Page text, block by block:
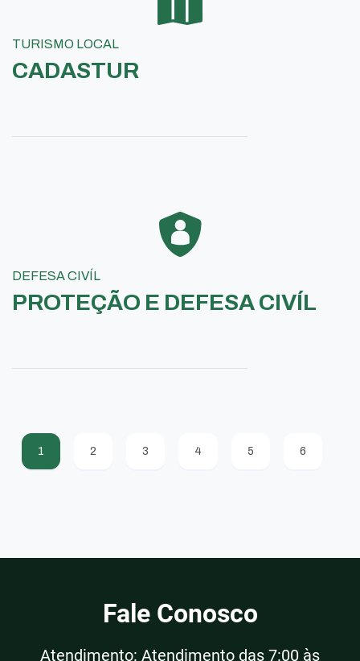
TURISMO LOCAL
CADASTUR
DEFESA CIVÍL
PROTEÇÃO E DEFESA CIVÍL
1 2 3 4 5 6
Fale Conosco
Atendimento: Atendimento das 7:00 às